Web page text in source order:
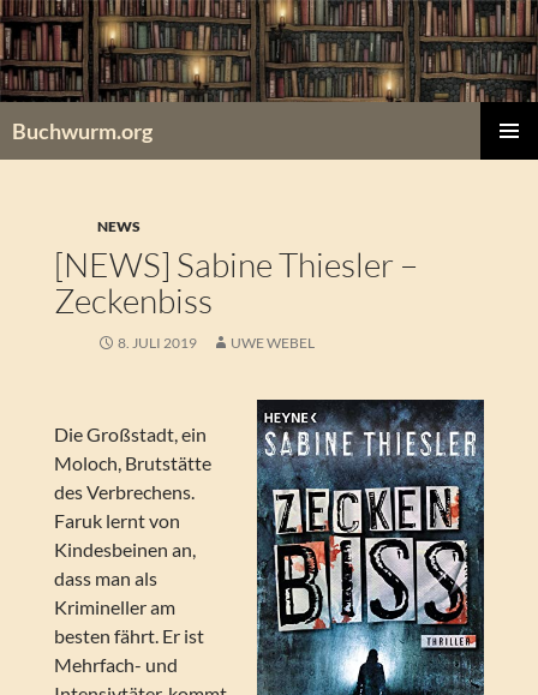
Zum
Inhalt
springen
Buchwurm.org
NEWS
[NEWS] Sabine Thiesler –
Zeckenbiss
8. JULI 2019 UWE WEBEL
Die Großstadt, ein
Moloch, Brutstätte
des Verbrechens.
Faruk lernt von
Kindesbeinen an,
dass man als
Krimineller am
besten fährt. Er ist
Mehrfach- und